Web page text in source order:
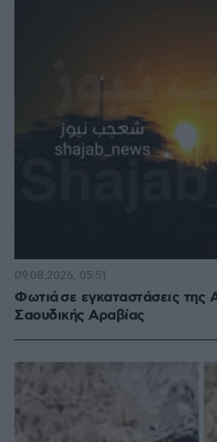
Φωτιά σε εγκαταστάσεις της
Σαουδικής Αραβίας
09.08.2026, 05:51